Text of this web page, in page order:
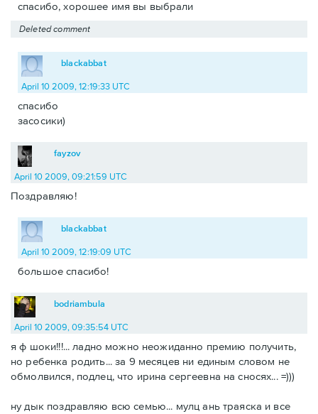
спасибо, хорошее имя вы выбрали
Deleted comment
blackabbat
April 10 2009, 12:19:33 UTC
спасибо
засосики)
fayzov
April 10 2009, 09:21:59 UTC
Поздравляю!
blackabbat
April 10 2009, 12:19:09 UTC
большое спасибо!
bodriambula
April 10 2009, 09:35:54 UTC
я ф шоки!!!... ладно можно неожиданно премию получить,
но ребенка родить... за 9 месяцев ни единым словом не
обмолвился, подлец, что ирина сергеевна на сносях... =)))
ну дык поздравляю всю семью... мулц ань траяска и все